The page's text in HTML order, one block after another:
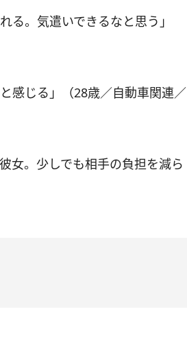
る。気遣いできるなと思う」
感じる」（28歳／自動車関連／
女。少しでも相手の負担を減ら